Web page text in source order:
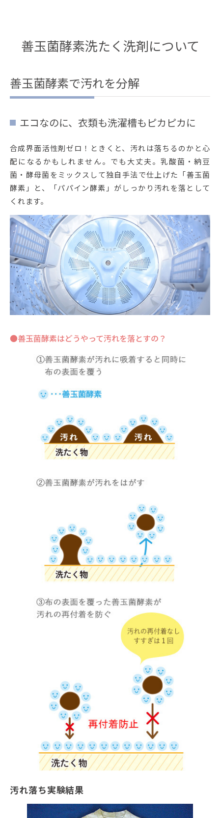
善玉菌酵素洗たく洗剤について
善玉菌酵素で汚れを分解
エコなのに、衣類も洗濯槽もピカピカに
合成界面活性剤ゼロ！ときくと、汚れは落ちるのかと心
配になるかもしれません。でも大丈夫。乳酸菌・納豆
菌・酵母菌をミックスして独自手法で仕上げた「善玉菌
酵素」と、「パパイン酵素」がしっかり汚れを落として
くれます。
●善玉菌酵素はどうやって汚れを落とすの？
汚れ落ち実験結果